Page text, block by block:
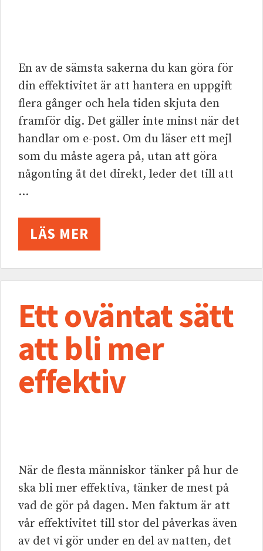
En av de sämsta sakerna du kan göra för
din effektivitet är att hantera en uppgift
flera gånger och hela tiden skjuta den
framför dig. Det gäller inte minst när det
handlar om e-post. Om du läser ett mejl
som du måste agera på, utan att göra
någonting åt det direkt, leder det till att
…
LÄS MER
Ett oväntat sätt
att bli mer
effektiv
När de flesta människor tänker på hur de
ska bli mer effektiva, tänker de mest på
vad de gör på dagen. Men faktum är att
vår effektivitet till stor del påverkas även
av det vi gör under en del av natten, det